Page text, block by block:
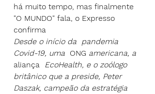
há muito tempo, mas finalmente
"O MUNDO" fala, o Expresso
confirma
Desde o início da  pandemia
Covid-19, uma ONG americana, a
aliança
EcoHealth, e o zoólogo
britânico que a preside, Peter
Daszak, campeão da estratégia